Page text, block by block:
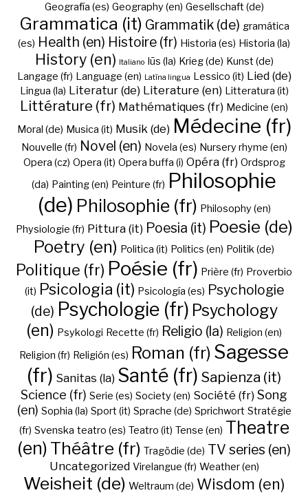
Geografía (es) Geography (en) Gesellschaft (de)
Grammatica (it) Grammatik (de) gramática
(es) Health (en) Histoire (fr) Historia (es) Historia (la)
History (en) Italiano Iūs (la) Krieg (de) Kunst (de)
Langage (fr) Language (en) Latīna lingua Lessico (it) Lied (de)
Lingua (la) Literatur (de) Literature (en) Litteratura (it)
Littérature (fr) Mathématiques (fr) Medicine (en)
Moral (de) Musica (it) Musik (de) Médecine (fr)
Nouvelle (fr) Novel (en) Novela (es) Nursery rhyme (en)
Opera (cz) Opera (it) Opera buffa (i) Opéra (fr) Ordsprog
(da) Painting (en) Peinture (fr) Philosophie
(de) Philosophie (fr) Philosophy (en)
Physiologie (fr) Pittura (it) Poesia (it) Poesie (de)
Poetry (en) Politica (it) Politics (en) Politik (de)
Politique (fr) Poésie (fr) Prière (fr) Proverbio
(it) Psicologia (it) Psicología (es) Psychologie
(de) Psychologie (fr) Psychology
(en) Psykologi Recette (fr) Religio (la) Religion (en)
Religion (fr) Religión (es) Roman (fr) Sagesse
(fr) Sanitas (la) Santé (fr) Sapienza (it)
Science (fr) Serie (es) Society (en) Société (fr) Song
(en) Sophia (la) Sport (it) Sprache (de) Sprichwort Stratégie
(fr) Svenska teatro (es) Teatro (it) Tense (en) Theatre
(en) Théâtre (fr) Tragödie (de) TV series (en)
Uncategorized Virelangue (fr) Weather (en)
Weisheit (de) Weltraum (de) Wisdom (en)